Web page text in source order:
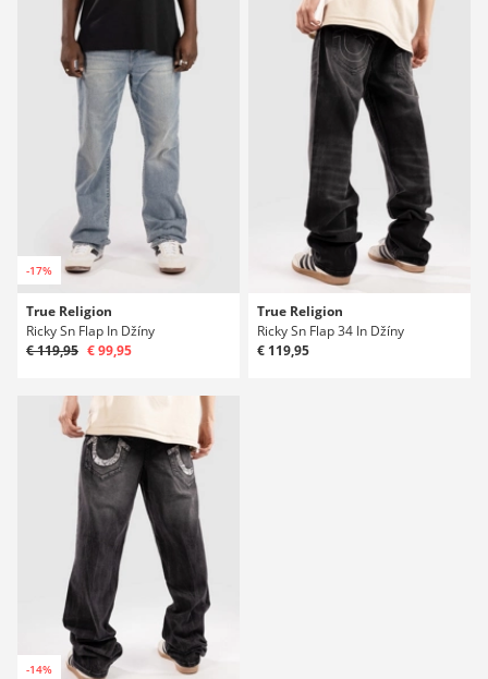
-17%
True Religion
Ricky Sn Flap In Džíny
€ 119,95 € 99,95
True Religion
Ricky Sn Flap 34 In Džíny
€ 119,95
-14%